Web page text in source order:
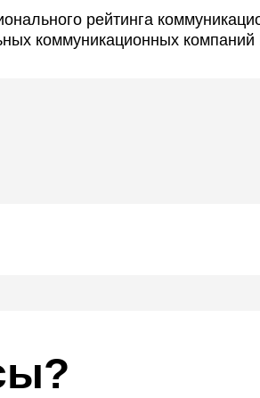
рейтинга
коммуникационных